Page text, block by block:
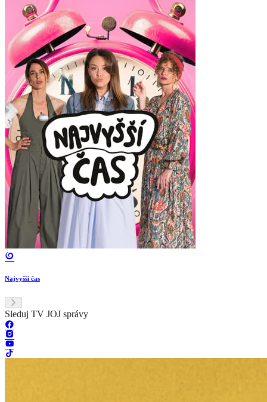
Najvyšší čas
Sleduj TV JOJ správy